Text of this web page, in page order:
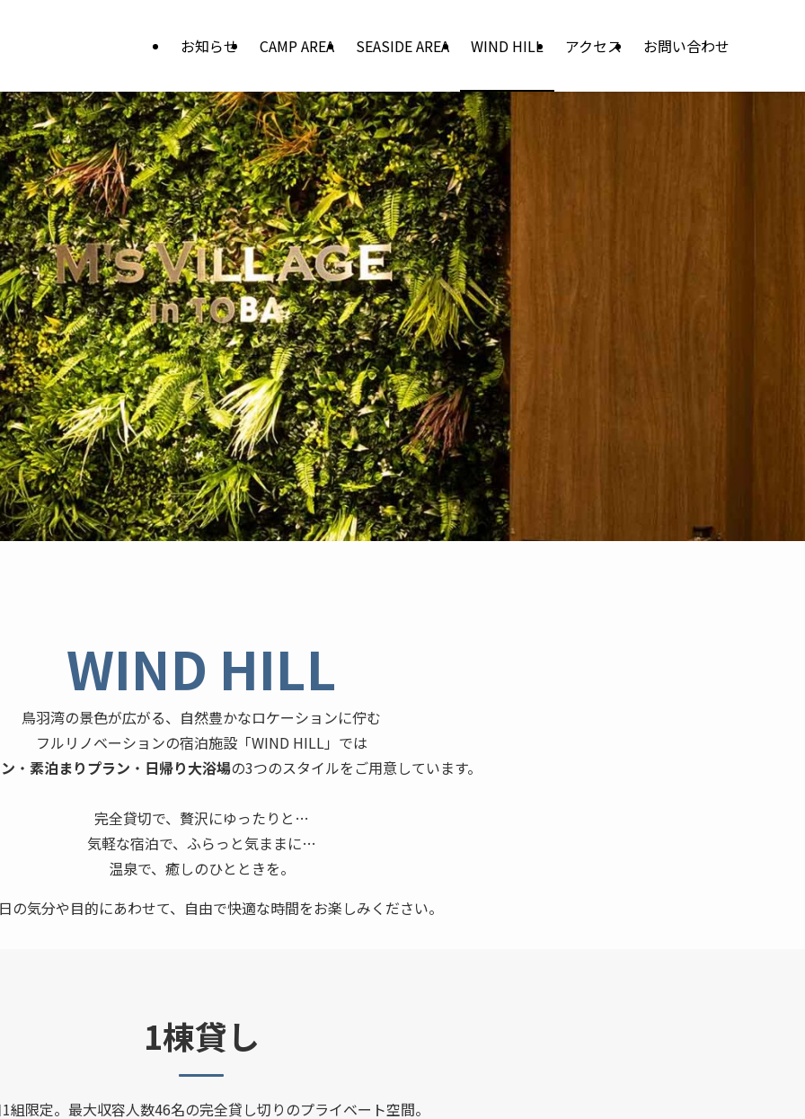
お知らせ CAMP AREA SEASIDE AREA WIND HILL アクセス お問い合わせ
WIND HILL
鳥羽湾の景色が広がる、自然豊かなロケーションに佇む
フルリノベーションの宿泊施設「WIND HILL」では
・ 素泊まりプラン ・ 日帰り大浴場の3つのスタイルをご用意しています。
完全貸切で、贅沢にゆったりと…
気軽な宿泊で、ふらっと気ままに…
温泉で、癒しのひとときを。
気分や目的にあわせて、自由で快適な時間をお楽しみください。
1棟貸し
組限定。最大収容人数46名の完全貸し切りのプライベート空間。